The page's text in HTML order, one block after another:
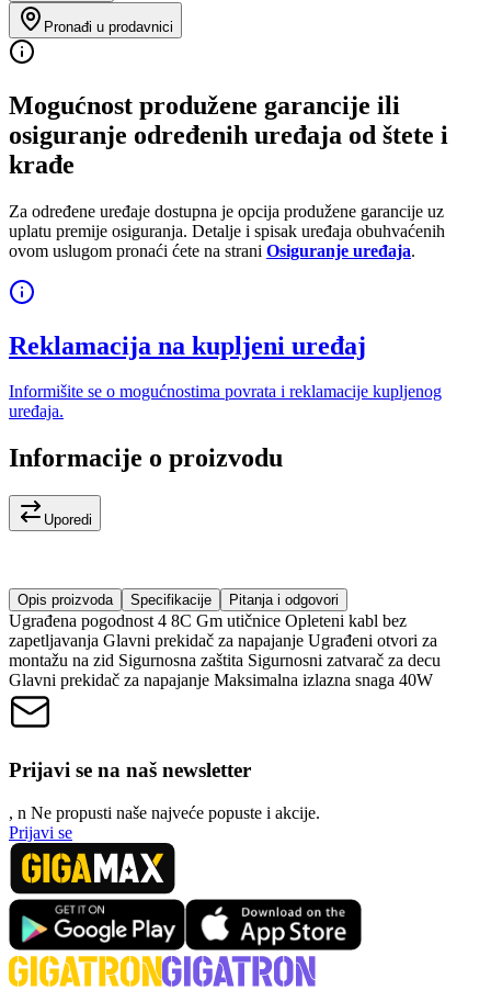
Pronađi u prodavnici
Mogućnost produžene garancije ili
osiguranje određenih uređaja od štete i
krađe
Za određene uređaje dostupna je opcija produžene garancije uz
uplatu premije osiguranja. Detalje i spisak uređaja obuhvaćenih
ovom uslugom pronaći ćete na strani Osiguranje uređaja.
Reklamacija na kupljeni uređaj
Informišite se o mogućnostima povrata i reklamacije kupljenog
uređaja.
Informacije o proizvodu
Uporedi
Opis proizvoda Specifikacije Pitanja i odgovori
Ugrađena pogodnost 4 8C Gm utičnice Opleteni kabl bez
zapetljavanja Glavni prekidač za napajanje Ugrađeni otvori za
montažu na zid Sigurnosna zaštita Sigurnosni zatvarač za decu
Glavni prekidač za napajanje Maksimalna izlazna snaga 40W
Prijavi se na naš newsletter
, n Ne propusti naše najveće popuste i akcije.
Prijavi se